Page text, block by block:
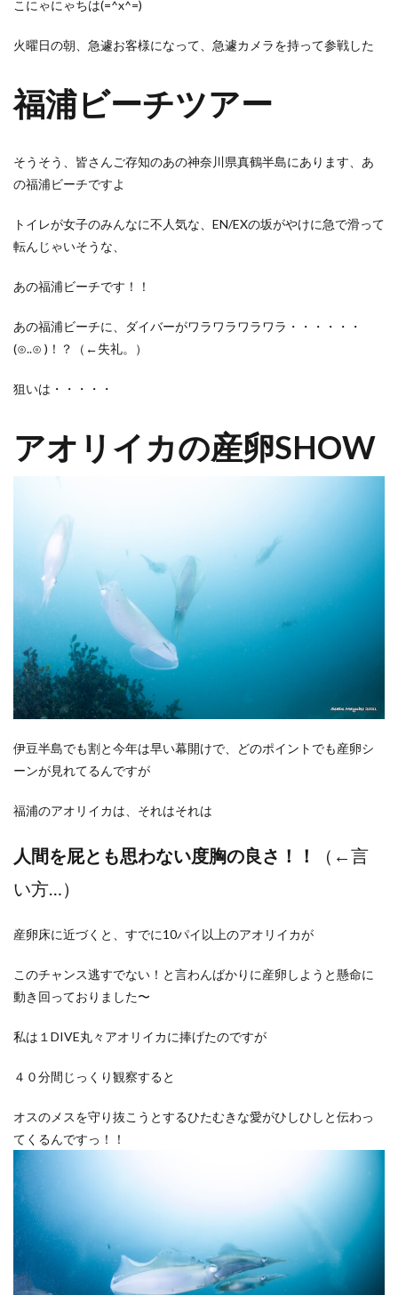
こにゃにゃちは(=^x^=)
火曜日の朝、急遽お客様になって、急遽カメラを持って参戦した
福浦ビーチツアー
そうそう、皆さんご存知のあの神奈川県真鶴半島にあります、あ
の福浦ビーチですよ
トイレが女子のみんなに不人気な、EN/EXの坂がやけに急で滑って
転んじゃいそうな、
あの福浦ビーチです！！
あの福浦ビーチに、ダイバーがワラワラワラワラ・・・・・・
(⊙..⊙ )！？（←失礼。）
狙いは・・・・・
アオリイカの産卵SHOW
伊豆半島でも割と今年は早い幕開けで、どのポイントでも産卵シ
ーンが見れてるんですが
福浦のアオリイカは、それはそれは
人間を屁とも思わない度胸の良さ！！
（←言
い方…）
産卵床に近づくと、すでに10パイ以上のアオリイカが
このチャンス逃すでない！と言わんばかりに産卵しようと懸命に
動き回っておりました〜
私は１DIVE丸々アオリイカに捧げたのですが
４０分間じっくり観察すると
オスのメスを守り抜こうとするひたむきな愛がひしひしと伝わっ
てくるんですっ！！